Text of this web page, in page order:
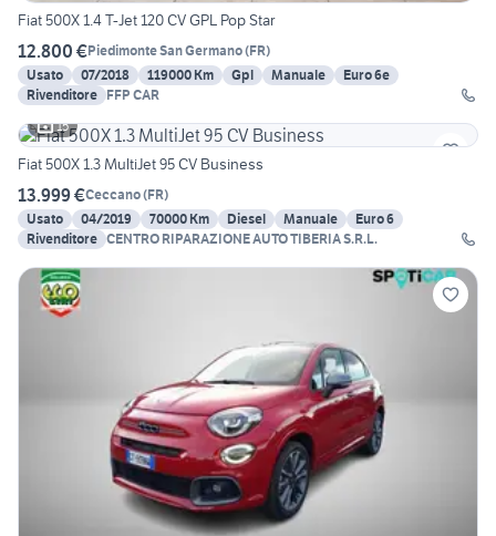
Fiat 500X 1.4 T-Jet 120 CV GPL Pop Star
12.800 €Piedimonte San Germano(FR)
Usato
07/2018 119000 Km Gpl Manuale
Euro 6e
Rivenditore FFP CAR
15
Fiat 500X 1.3 MultiJet 95 CV Business
13.999 €Ceccano(FR)
Usato
04/2019 70000 Km Diesel Manuale
Euro 6
Rivenditore CENTRO RIPARAZIONE AUTO TIBERIA S.R.L.